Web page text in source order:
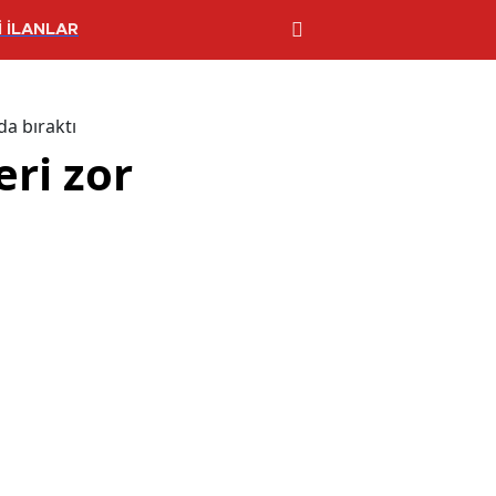
İLANLAR
bıraktı
zor